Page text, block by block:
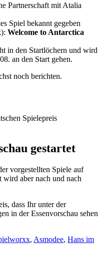
Partnerschaft mit Atalia
Spiel bekannt gegeben
Welcome to Antarctica
in den Startlöchern und wird
an den Start gehen.
noch berichten.
Spielepreis
gestartet
vorgestellten Spiele auf
wird aber nach und nach
dass Ihr unter der
in der Essenvorschau sehen
, Asmodee, Hans im